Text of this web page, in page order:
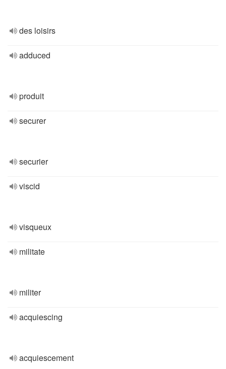
des loisirs
adduced
produit
securer
securier
viscid
visqueux
militate
militer
acquiescing
acquiescement